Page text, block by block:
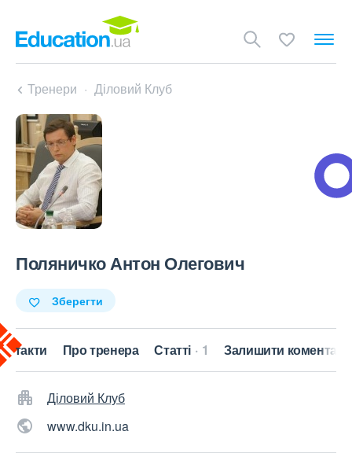
Тренери Діловий Клуб
Поляничко Антон Олегович
Зберегти
Про тренера Статті 1 Залишити коментар
Діловий Клуб
www.dku.in.ua